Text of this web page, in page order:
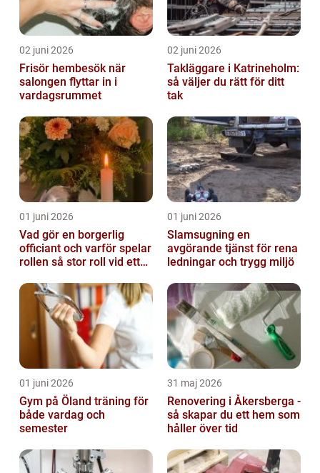
02 juni 2026
Frisör hembesök när
salongen flyttar in i
vardagsrummet
02 juni 2026
Takläggare i Katrineholm:
så väljer du rätt för ditt
tak
01 juni 2026
Vad gör en borgerlig
officiant och varför spelar
rollen så stor roll vid ett
01 juni 2026
Slamsugning en
avgörande tjänst för rena
ledningar och trygg miljö
01 juni 2026
Gym på Öland träning för
både vardag och
semester
31 maj 2026
Renovering i Åkersberga -
så skapar du ett hem som
håller över tid